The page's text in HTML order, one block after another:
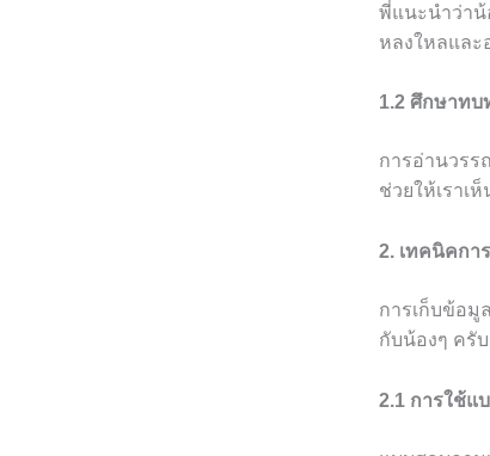
พี่แนะนำว่าน้
หลงใหลและ
1.2 ศึกษาท
การอ่านวรร
ช่วยให้เราเ
2. เทคนิคกา
การเก็บข้อ
กับน้องๆ ครับ
2.1 การใช้แ